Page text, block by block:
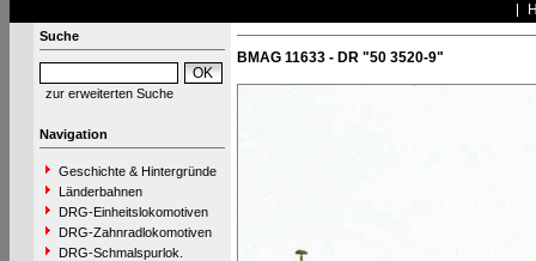
Suche
zur erweiterten Suche
Navigation
Geschichte & Hintergründe
Länderbahnen
DRG-Einheitslokomotiven
DRG-Zahnradlokomotiven
DRG-Schmalspurlok.
BMAG 11633 - DR "50 3520-9"